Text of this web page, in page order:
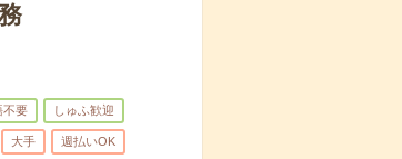
不要 しゅふ歓迎
大手 週払いOK